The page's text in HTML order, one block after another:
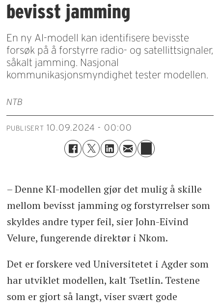
bevisst jamming
En ny AI-modell kan identifisere bevisste
forsøk på å forstyrre radio- og satellittsignaler,
såkalt jamming. Nasjonal
kommunikasjonsmyndighet tester modellen.
NTB
PUBLISERT 10.09.2024 - 00:00
– Denne KI-modellen gjør det mulig å skille
mellom bevisst jamming og forstyrrelser som
skyldes andre typer feil, sier John-Eivind
Velure, fungerende direktør i Nkom.
Det er forskere ved Universitetet i Agder som
har utviklet modellen, kalt Tsetlin. Testene
som er gjort så langt, viser svært gode